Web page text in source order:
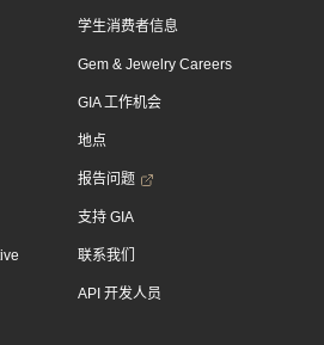
学生消费者信息
Gem & Jewelry Careers
GIA 工作机会
地点
报告问题
支持 GIA
联系我们
API 开发人员